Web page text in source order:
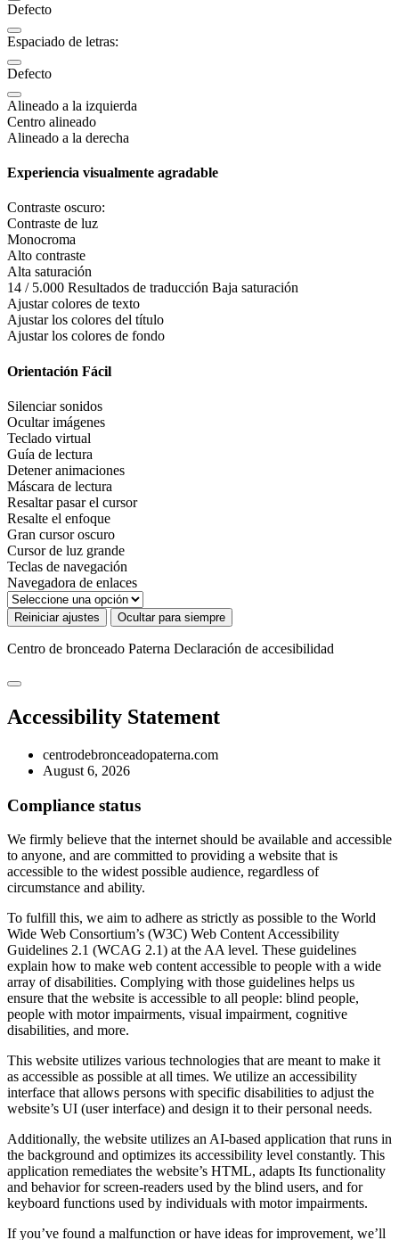
Defecto
Espaciado de letras:
Defecto
Alineado a la izquierda
Centro alineado
Alineado a la derecha
Experiencia visualmente agradable
Contraste oscuro:
Contraste de luz
Monocroma
Alto contraste
Alta saturación
14 / 5.000 Resultados de traducción Baja saturación
Ajustar colores de texto
Ajustar los colores del título
Ajustar los colores de fondo
Orientación Fácil
Silenciar sonidos
Ocultar imágenes
Teclado virtual
Guía de lectura
Detener animaciones
Máscara de lectura
Resaltar pasar el cursor
Resalte el enfoque
Gran cursor oscuro
Cursor de luz grande
Teclas de navegación
Navegadora de enlaces
Reiniciar ajustes Ocultar para siempre
Centro de bronceado Paterna Declaración de accesibilidad
Accessibility Statement
centrodebronceadopaterna.com
August 6, 2026
Compliance status
We firmly believe that the internet should be available and accessible
to anyone, and are committed to providing a website that is
accessible to the widest possible audience, regardless of
circumstance and ability.
To fulfill this, we aim to adhere as strictly as possible to the World
Wide Web Consortium’s (W3C) Web Content Accessibility
Guidelines 2.1 (WCAG 2.1) at the AA level. These guidelines
explain how to make web content accessible to people with a wide
array of disabilities. Complying with those guidelines helps us
ensure that the website is accessible to all people: blind people,
people with motor impairments, visual impairment, cognitive
disabilities, and more.
This website utilizes various technologies that are meant to make it
as accessible as possible at all times. We utilize an accessibility
interface that allows persons with specific disabilities to adjust the
website’s UI (user interface) and design it to their personal needs.
Additionally, the website utilizes an AI-based application that runs in
the background and optimizes its accessibility level constantly. This
application remediates the website’s HTML, adapts Its functionality
and behavior for screen-readers used by the blind users, and for
keyboard functions used by individuals with motor impairments.
If you’ve found a malfunction or have ideas for improvement, we’ll